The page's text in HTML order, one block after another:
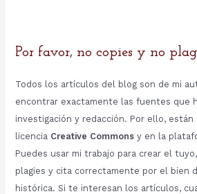
Por favor, no copies y no
Todos los artículos del blog son de mi
encontrar exactamente las fuentes que
investigación y redacción. Por ello, están
licencia Creative Commonsy en la
Puedes usar mi trabajo para crear el
plagies y cita correctamente por el bien
histórica. Si te interesan los artículos,